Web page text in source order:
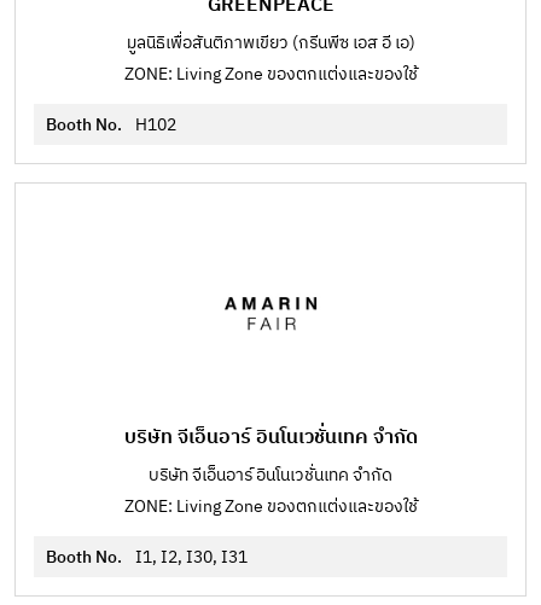
มูลนิธิเพื่อสันติภาพเขียว (กรีนพีซ เอส อี เอ)
ZONE: Living Zone ของตกแต่งและของใช้
Booth No. H102
บริษัท จีเอ็นอาร์ อินโนเวชั่นเทค จำกัด
บริษัท จีเอ็นอาร์ อินโนเวชั่นเทค จำกัด
ZONE: Living Zone ของตกแต่งและของใช้
Booth No. I1, I2, I30, I31